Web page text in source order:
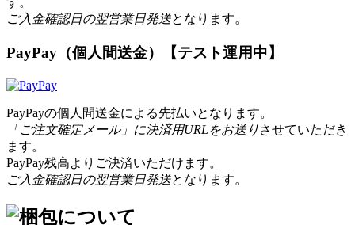
ご入金確認日の翌営業日発送となります。
PayPay（個人間送金）【テスト運用中】
PayPayの個人間送金による先払いとなります。
「ご注文確定メール」に決済用URLをお送りさせていただき
ます。
PayPay残高よりご決済いただけます。
ご入金確認日の翌営業日発送となります。